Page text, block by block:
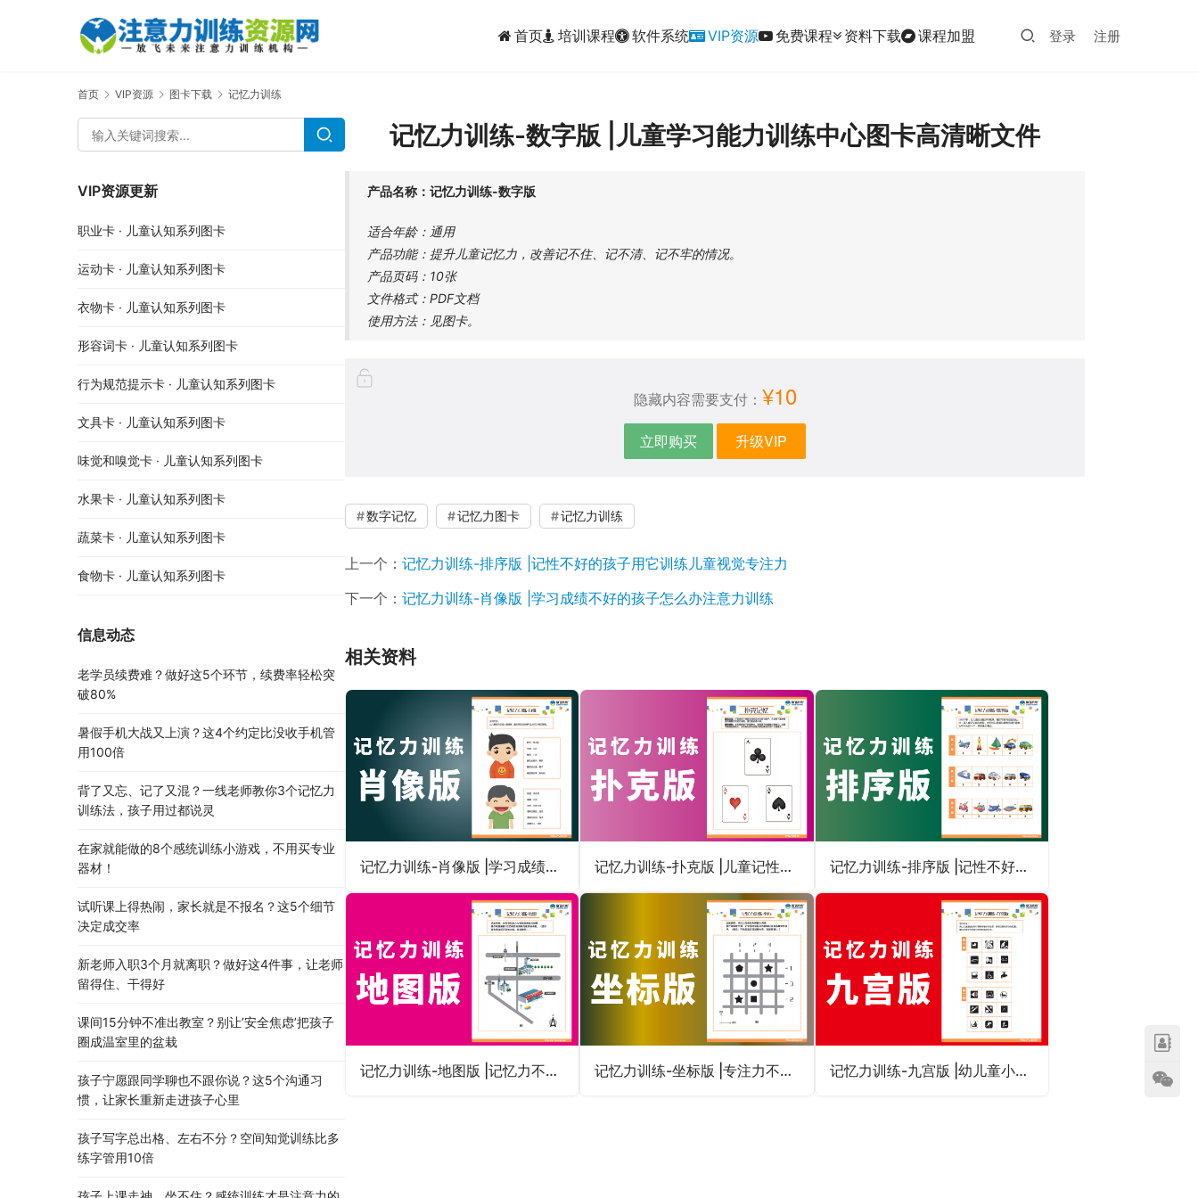
首页 培训课程 软件系统 VIP资源 免费课程 资料下载 课程加盟 登录 注册
首页 VIP资源 图卡下载 记忆力训练
记忆力训练-数字版 |儿童学习能力训练中心图卡高清晰文件
产品名称：记忆力训练-数字版
适合年龄：通用
产品功能：提升儿童记忆力，改善记不住、记不清、记不牢的情况。
产品页码：10张
文件格式：PDF文档
使用方法：见图卡。
隐藏内容需要支付： ¥10
立即购买 升级VIP
数字记忆 记忆力图卡 记忆力训练
上一个： 记忆力训练-排序版 |记性不好的孩子用它训练儿童视觉专注力
下一个： 记忆力训练-肖像版 |学习成绩不好的孩子怎么办注意力训练
相关资料
记忆力训练-肖像版 |学习成绩不好的孩子怎么办注意力训练 记忆力训练-扑克版 |儿童记性不好怎么训练趣味提升专注力 记忆力训练-排序版 |记性不好的孩子用它训练儿童视觉专注力
记忆力训练-地图版 |记忆力不好怎么办儿童小学生幼儿园 记忆力训练-坐标版 |专注力不集中记性不好的孩子用什么训练 记忆力训练-九宫版 |幼儿童小学生记忆力不好怎么办
VIP资源更新
职业卡 · 儿童认知系列图卡
运动卡 · 儿童认知系列图卡
衣物卡 · 儿童认知系列图卡
形容词卡 · 儿童认知系列图卡
行为规范提示卡 · 儿童认知系列图卡
文具卡 · 儿童认知系列图卡
味觉和嗅觉卡 · 儿童认知系列图卡
水果卡 · 儿童认知系列图卡
蔬菜卡 · 儿童认知系列图卡
食物卡 · 儿童认知系列图卡
信息动态
老学员续费难？做好这5个环节，续费率轻松突
破80%
暑假手机大战又上演？这4个约定比没收手机管
用100倍
背了又忘、记了又混？一线老师教你3个记忆力
训练法，孩子用过都说灵
在家就能做的8个感统训练小游戏，不用买专业
器材！
试听课上得热闹，家长就是不报名？这5个细节
决定成交率
新老师入职3个月就离职？做好这4件事，让老师
留得住、干得好
课间15分钟不准出教室？别让’安全焦虑’把孩子
圈成温室里的盆栽
孩子宁愿跟同学聊也不跟你说？这5个沟通习
惯，让家长重新走进孩子心里
孩子写字总出格、左右不分？空间知觉训练比多
练字管用10倍